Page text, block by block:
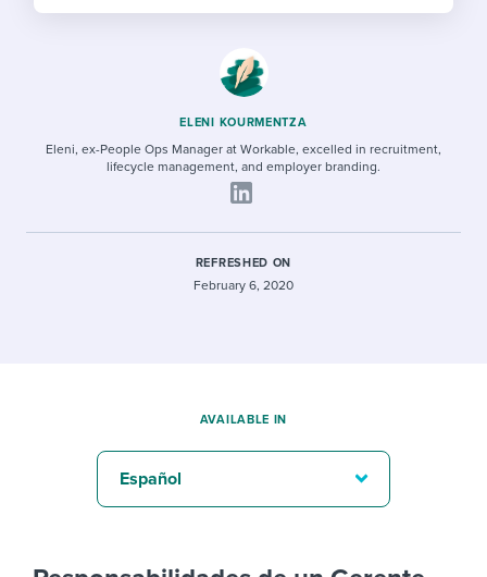
Candidate/employee experiences
ELENI KOURMENTZA
Eleni, ex-People Ops Manager at Workable, excelled in recruitment,
lifecycle management, and employer branding.
REFRESHED ON
February 6, 2020
AVAILABLE IN
Español